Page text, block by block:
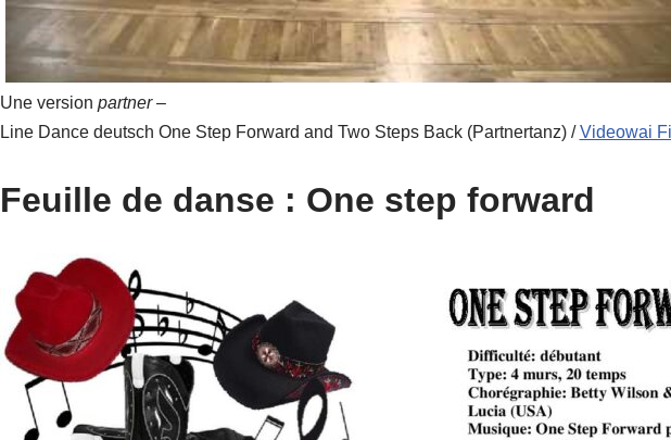
Une version partner–
Line Dance deutsch One Step Forward and Two Steps Back (Partnertanz) /Videowai
Feuille de danse : One step forward